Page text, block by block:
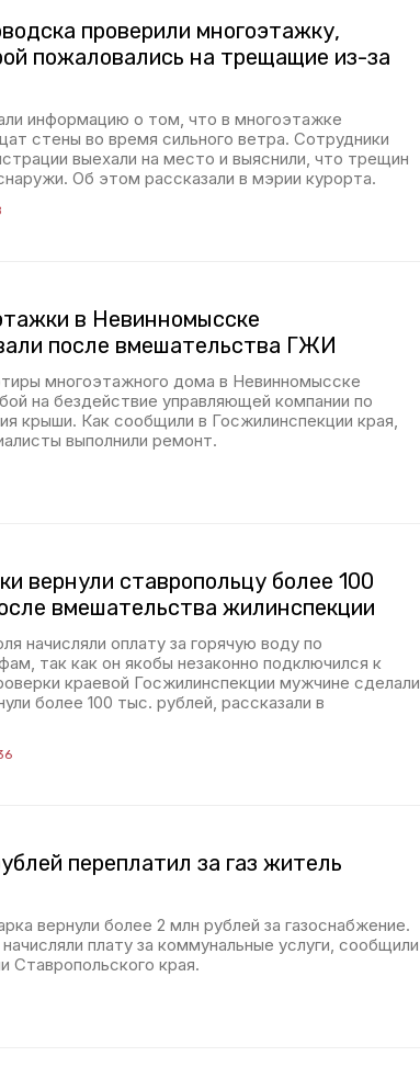
проверили многоэтажку,
пожаловались на трещащие из-за
информацию о том, что в многоэтажке
стены во время сильного ветра. Сотрудники
выехали на место и выяснили, что трещин
Об этом рассказали в мэрии курорта.
в Невинномысске
после вмешательства ГЖИ
многоэтажного дома в Невинномысске
на бездействие управляющей компании по
крыши. Как сообщили в Госжилинспекции края,
выполнили ремонт.
вернули ставропольцу более 100
вмешательства жилинспекции
начисляли оплату за горячую воду по
так как он якобы незаконно подключился к
краевой Госжилинспекции мужчине сделали
более 100 тыс. рублей, рассказали в
переплатил за газ житель
вернули более 2 млн рублей за газоснабжение.
плату за коммунальные услуги, сообщили
Ставропольского края.